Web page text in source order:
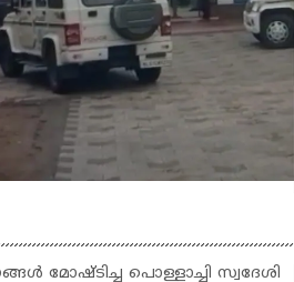
മോഷ്ടിച്ച പൊള്ളാച്ചി സ്വദേശി